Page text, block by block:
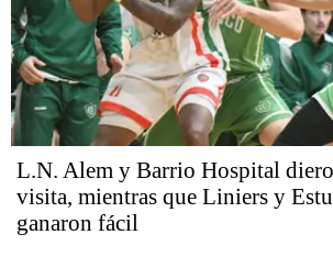
L.N. Alem y Barrio Hospital
visita, mientras que Liniers y
ganaron fácil